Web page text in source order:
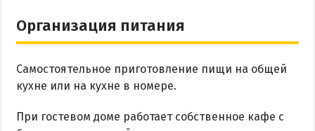
Организация питания
Самостоятельное приготовление пищи на общей
кухне или на кухне в номере.
При гостевом доме работает собственное кафе с